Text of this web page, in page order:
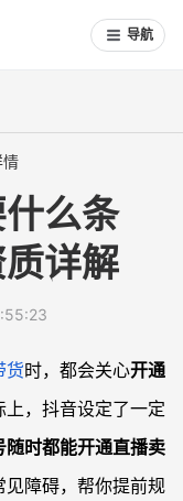
导航
情
么条
详解
货时，都会关心开通
上，抖音设定了一定
随时都能开通直播卖
障碍，帮你提前规